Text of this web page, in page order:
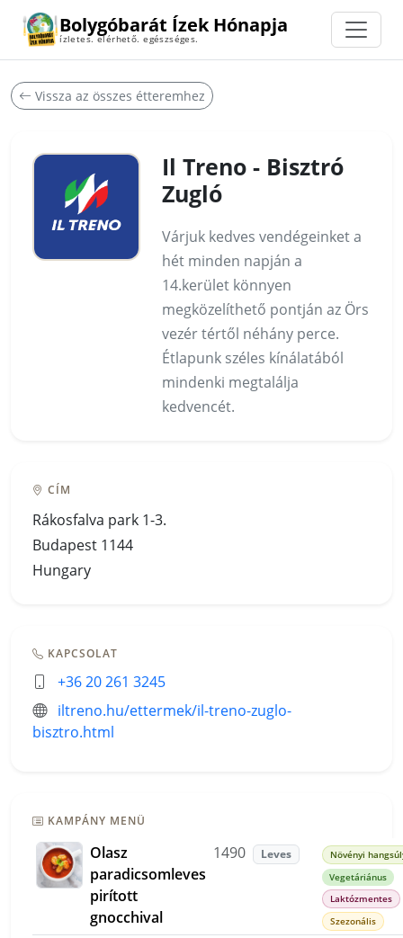
Bolygóbarát Ízek Hónapja
ízletes. elérhető. egészséges.
Vissza az összes étteremhez
Il Treno - Bisztró
Zugló
Várjuk kedves vendégeinket a
hét minden napján a
14.kerület könnyen
megközelíthető pontján az Örs
vezér tértől néhány perce.
Étlapunk széles kínálatából
mindenki megtalálja
kedvencét.
CÍM
Rákosfalva park 1-3.
Budapest 1144
Hungary
KAPCSOLAT
+36 20 261 3245
iltreno.hu/ettermek/il-treno-zuglo-
bisztro.html
KAMPÁNY MENÜ
Olasz
paradicsomleves
pirított
gnocchival
1490 Leves
Növényi
Vegetáriánus
Laktózmentes
Szezonális